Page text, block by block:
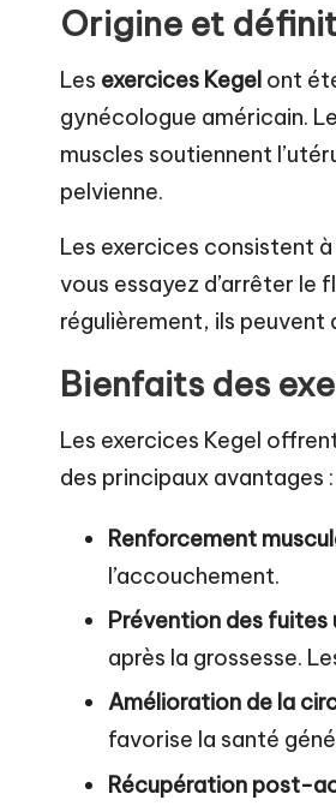
Origine et
Les exercices Kegel ont
gynécologue américain.
muscles soutiennent
pelvienne.
Les exercices consistent
vous essayez d’arrêter le
régulièrement, ils
Bienfaits des
Les exercices Kegel
des principaux avantages :
Renforcement
l’accouchement.
Prévention des fuites
après la grossesse.
Amélioration de la
favorise la santé
Récupération post-